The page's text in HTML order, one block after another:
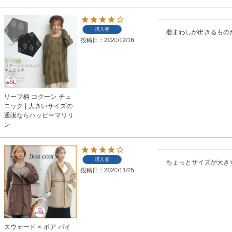
リーフ柄 コクーン チュ
ニック | 大きいサイズの
通販ならハッピーマリリ
ン
購入者
投稿日 2020/12/16
着まわしが出きるもの
スウェード × ボア パイ
購入者
投稿日 2020/11/25
ちょっとサイズが大